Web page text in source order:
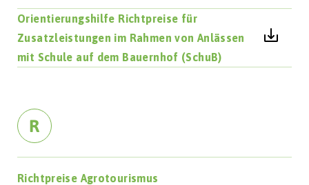
Orientierungshilfe Richtpreise für
Zusatzleistungen im Rahmen von Anlässen
mit Schule auf dem Bauernhof (SchuB)
R
Richtpreise Agrotourismus